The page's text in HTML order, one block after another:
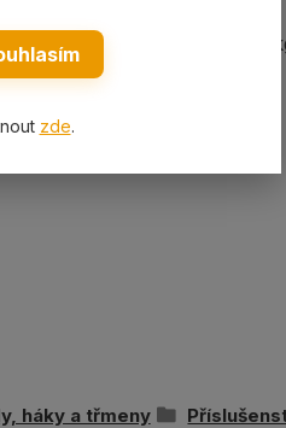
dle výběru 330-55000
háky a třmeny
zde.